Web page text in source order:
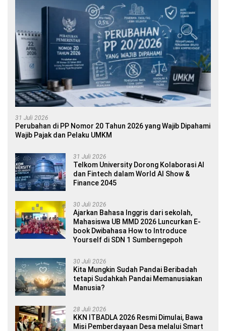
31 Juli 2026
Perubahan di PP Nomor 20 Tahun 2026 yang Wajib Dipahami
Wajib Pajak dan Pelaku UMKM
31 Juli 2026
Telkom University Dorong Kolaborasi AI
dan Fintech dalam World AI Show &
Finance 2045
30 Juli 2026
Ajarkan Bahasa Inggris dari sekolah,
Mahasiswa UB MMD 2026 Luncurkan E-
book Dwibahasa How to Introduce
Yourself di SDN 1 Sumberngepoh
30 Juli 2026
Kita Mungkin Sudah Pandai Beribadah
tetapi Sudahkah Pandai Memanusiakan
Manusia?
28 Juli 2026
KKN ITBADLA 2026 Resmi Dimulai, Bawa
Misi Pemberdayaan Desa melalui Smart